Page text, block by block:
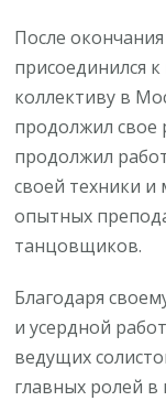
После
присоединился
коллективу в
продолжил свое
продолжил
своей техники и
опытных
танцовщиков.
Благодаря
и усердной
ведущих
главных ролей в